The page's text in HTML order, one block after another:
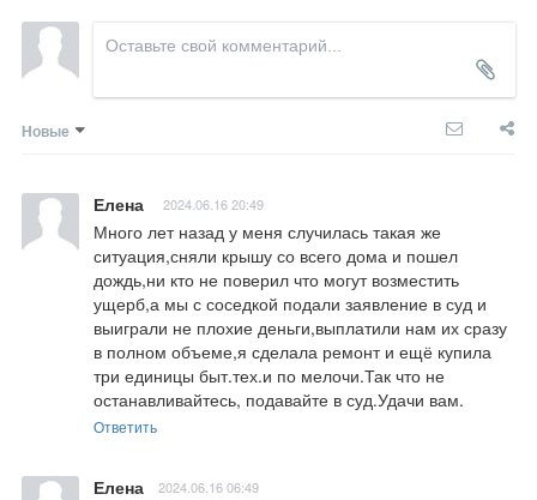
Новые
Елена 2024.06.16 20:49
Много лет назад у меня случилась такая же
ситуация,сняли крышу со всего дома и пошел
дождь,ни кто не поверил что могут возместить
ущерб,а мы с соседкой подали заявление в суд и
выиграли не плохие деньги,выплатили нам их сразу
в полном объеме,я сделала ремонт и ещё купила
три единицы быт.тех.и по мелочи.Так что не
останавливайтесь, подавайте в суд.Удачи вам.
Ответить
Елена 2024.06.16 06:49